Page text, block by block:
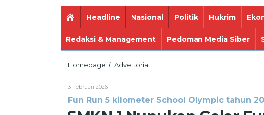
Headline Nasional Politik Hukrim
Redaksi & Management Pedoman Media Siber
Homepage / Advertorial
Fun
3 Februari 2026Oleh
Fun Run 5 kilometer School Olympic tahun